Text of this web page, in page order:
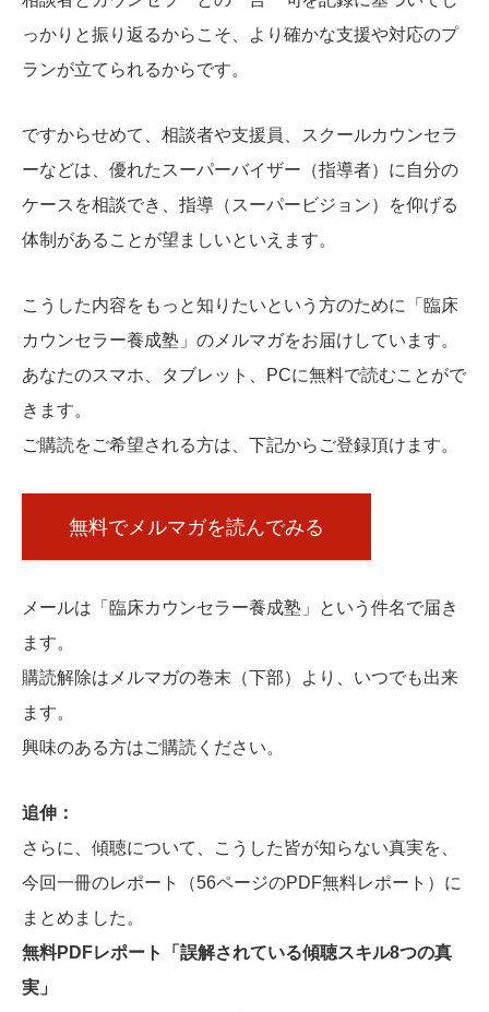
っかりと振り返るからこそ、より確かな支援や対応のプ
ランが立てられるからです。
ですからせめて、相談者や支援員、スクールカウンセラ
ーなどは、優れたスーパーバイザー（指導者）に自分の
ケースを相談でき、指導（スーパービジョン）を仰げる
体制があることが望ましいといえます。
こうした内容をもっと知りたいという方のために「臨床
カウンセラー養成塾」のメルマガをお届けしています。
あなたのスマホ、タブレット、PCに無料で読むことがで
きます。
ご購読をご希望される方は、下記からご登録頂けます。
無料でメルマガを読んでみる
メールは「臨床カウンセラー養成塾」という件名で届き
ます。
購読解除はメルマガの巻末（下部）より、いつでも出来
ます。
興味のある方はご購読ください。
追伸：
さらに、傾聴について、こうした皆が知らない真実を、
今回一冊のレポート（56ページのPDF無料レポート）に
まとめました。
無料PDFレポート「誤解されている傾聴スキル8つの真
実」